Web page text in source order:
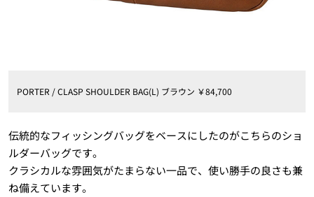
PORTER / CLASP SHOULDER BAG(L) ブラウン ￥84,700
伝統的なフィッシングバッグをベースにしたのがこちらのショ
ルダーバッグです。
クラシカルな雰囲気がたまらない一品で、使い勝手の良さも兼
ね備えています。